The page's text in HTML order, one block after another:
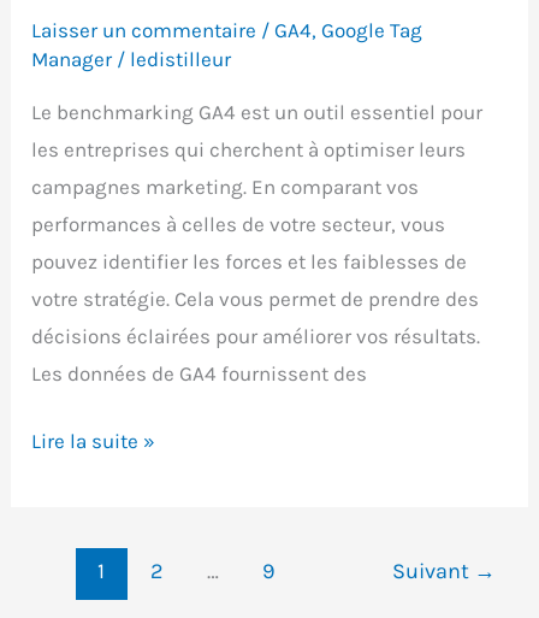
Laisser un commentaire /GA4,Google Tag
Manager/ ledistilleur
Le benchmarking GA4 est un outil essentiel pour
les entreprises qui cherchent à optimiser leurs
campagnes marketing. En comparant vos
performances à celles de votre secteur, vous
pouvez identifier les forces et les faiblesses de
votre stratégie. Cela vous permet de prendre des
décisions éclairées pour améliorer vos résultats.
Les données de GA4 fournissent des
Benchmarking
comparer
Lire la suite »
1 2 … 9 Suivant →